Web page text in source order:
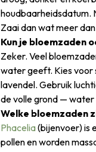
houdbaarheidsdatum.
Zaai dan wat meer
Kun je bloemzaden
Zeker. Veel
water geeft. Kies voor
lavendel. Gebruik
de volle grond — water
Welke bloemzaden
Phacelia(bijenvoer) is
pollen en worden